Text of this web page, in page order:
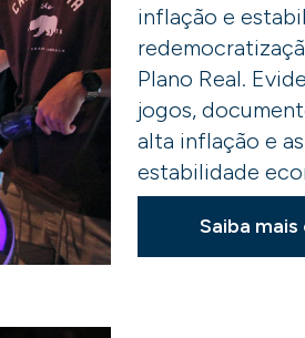
inflação e
Plano Real.
jogos,
alta inflação e
estabilidade
Saiba